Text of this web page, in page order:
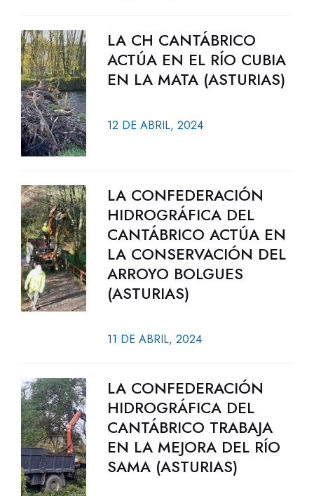
LA CH CANTÁBRICO
ACTÚA EN EL RÍO CUBIA
EN LA MATA (ASTURIAS)
12 DE ABRIL, 2024
LA CONFEDERACIÓN
HIDROGRÁFICA DEL
CANTÁBRICO ACTÚA EN
LA CONSERVACIÓN DEL
ARROYO BOLGUES
(ASTURIAS)
11 DE ABRIL, 2024
LA CONFEDERACIÓN
HIDROGRÁFICA DEL
CANTÁBRICO TRABAJA
EN LA MEJORA DEL RÍO
SAMA (ASTURIAS)